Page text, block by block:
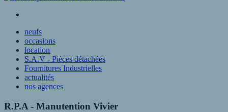
neufs
occasions
location
S.A.V - Pièces détachées
Fournitures Industrielles
actualités
nos agences
R.P.A - Manutention Vivier